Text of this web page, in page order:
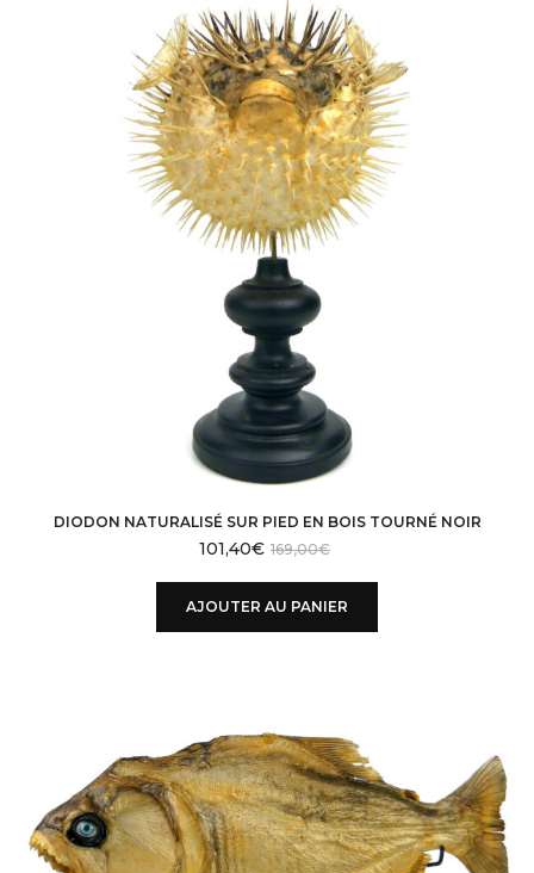
DIODON NATURALISÉ SUR PIED EN BOIS TOURNÉ NOIR
169,00€
101,40€
AJOUTER AU PANIER